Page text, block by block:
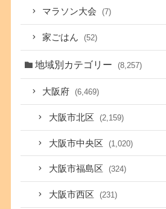
マラソン大会 (7)
家ごはん (52)
地域別カテゴリー (8,257)
大阪府 (6,469)
大阪市北区 (2,159)
大阪市中央区 (1,020)
大阪市福島区 (324)
大阪市西区 (231)